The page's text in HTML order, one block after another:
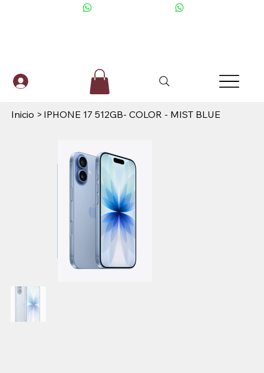
Inicio > IPHONE 17 512GB- COLOR - MIST BLUE